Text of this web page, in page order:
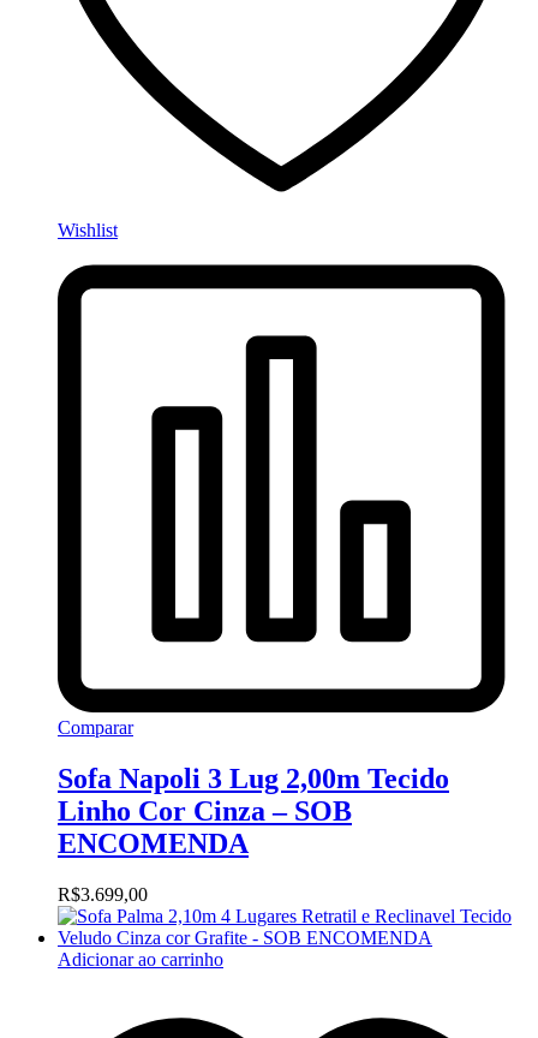
Wishlist
Comparar
Sofa Napoli 3 Lug 2,00m Tecido
Linho Cor Cinza – SOB
ENCOMENDA
R$3.699,00
Adicionar ao carrinho